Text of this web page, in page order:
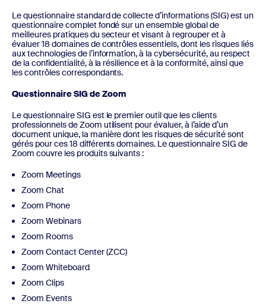
Le questionnaire standard de collecte d’informations (SIG) est un
questionnaire complet fondé sur un ensemble global de
meilleures pratiques du secteur et visant à regrouper et à
évaluer 18 domaines de contrôles essentiels, dont les risques liés
aux technologies de l’information, à la cybersécurité, au respect
de la confidentialité, à la résilience et à la conformité, ainsi que
les contrôles correspondants.
Questionnaire SIG de Zoom
Le questionnaire SIG est le premier outil que les clients
professionnels de Zoom utilisent pour évaluer, à l’aide d’un
document unique, la manière dont les risques de sécurité sont
gérés pour ces 18 différents domaines. Le questionnaire SIG de
Zoom couvre les produits suivants :
Zoom Meetings
Zoom Chat
Zoom Phone
Zoom Webinars
Zoom Rooms
Zoom Contact Center (ZCC)
Zoom Whiteboard
Zoom Clips
Zoom Events